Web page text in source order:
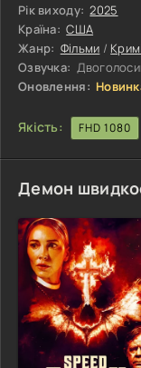
віку та вразливі
проблема. Вони не
це чудово розуміє.
дуже швидко
спокою та
Рік виходу: 2025
Країна: США
Жанр: Фільми /
Озвучка:
Оновлення:
Якість: FHD 1080
Демон